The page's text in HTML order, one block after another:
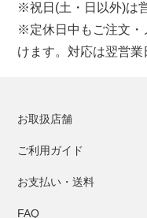
※祝日(土・日以外)は
※定休日中もご注文・
けます。対応は翌営業
お取扱店舗
ご利用ガイド
お支払い・送料
FAQ